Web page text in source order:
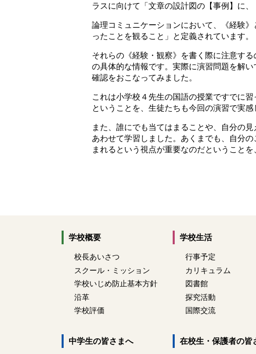
ラスに向けて「文章の設計図の【事例】に
論理コミュニケーションにおいて、《経験
ったことを観ること」と定義されています。
それらの《経験・観察》を書く際に注意す
の具体的な情報です。実際に演習問題を解
確認をおこなってみました。
これは小学校４先生の国語の授業ですでに
ということを、生徒たちも今回の演習で実感
また、誰にでも当てはまることや、自分の
あわせて学習しました。あくまでも、自分
まれるという視点が重要なのだということ
学校概要
校長あいさつ
スクール・ミッション
学校いじめ防止基本方針
沿革
学校評価
学校生活
行事予定
カリキュラム
図書館
探究活動
国際交流
中学生の皆さまへ 在校生・保護者の皆